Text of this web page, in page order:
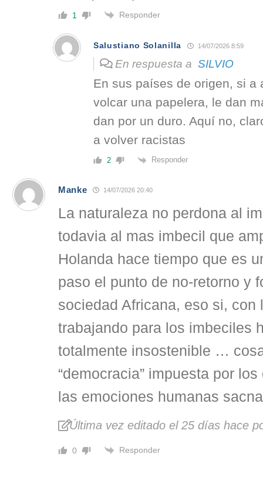
1 Responder
Salustiano Solanilla 14/07/2026 8:59
En respuesta a SILVIO
En sus países de origen, si a
volcar una papelera, le dan
dan por un duro. Aquí no,
a volver racistas
2 Responder
Manke 14/07/2026 20:40
La naturaleza no perdona al
todavia al mas imbecil que
Holanda hace tiempo que es
paso el punto de no-retorno y
sociedad Africana, eso si, con
trabajando para los imbeciles
totalmente insostenible …
“democracia” impuesta por
las emociones humanas
Última vez editado el 25 días hace
0 Responder